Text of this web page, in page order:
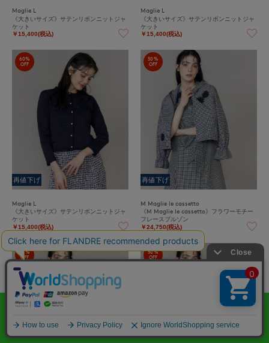
Maglie L
《大きいサイズ》サテンリボンニットジャ
ケット
￥15,400(税込)
Maglie L
《大きいサイズ》サテンリボンニットジャ
ケット
￥15,400(税込)
60%
OFF
再値下げ
Maglie L
《大きいサイズ》サテンリボンニットジャ
ケット
￥15,400(税込)
50%
OFF
再値下げ
M Maglie le cassetto
《M Maglie le cassetto》フラワーモチー
フレースブルゾン
￥24,750(税込)
50%
OFF
50%
OFF